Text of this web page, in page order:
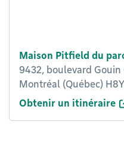
Maison Pitfield du
9432, boulevard Gouin
Montréal (Québec)
Obtenir un itinéraire